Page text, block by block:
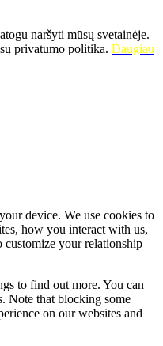
naršyti mūsų svetainėje.
privatumo politika. Daugiau
device. We use cookies to
how you interact with us,
customize your relationship
to find out more. You can
Note that blocking some
on our websites and